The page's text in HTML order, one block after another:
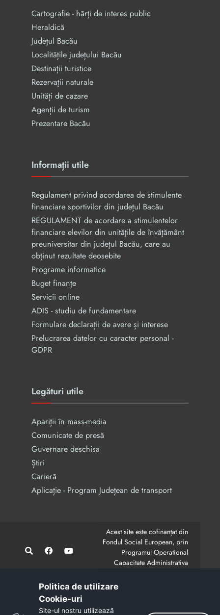
Cartografie - hărți de interes public
Heraldică
Județul Bacău
Localitățile județului Bacău
Destinații turistice
Rezervaţii naturale
Unități de cazare
Agenții de turism
Prezentare Bacău
Informații utile
Regulament privind acordarea de stimulente
financiare sportivilor din județul Bacău
REGULAMENT de acordare a stimulentelor
financiare elevilor din unităţile de învăţământ
preuniversitar din judeţul Bacău, care au
obținut rezultate deosebite
Programe informatice
Buget finanțe
Servicii online
ADIS - studiu de fundamentare
Formulare declarații de avere și interese
Prelucrarea datelor cu caracter personal -
GDPR
Legături utile
Apariții în mass-media
Comunicate de presă
Guvernare deschisa
Știri
Carieră
Aplicație - Program Județean de transport
Acest site este cofinanțat din
Fondul Social European, prin
Programul Operational
Capacitate Administrativa
CodMySmis/Sipoca: 128880/652;
Conținutul acestui site web nu reprezintă în mod
Politica de utilizare
Cookie-uri‎
Site-ul nostru utilizează